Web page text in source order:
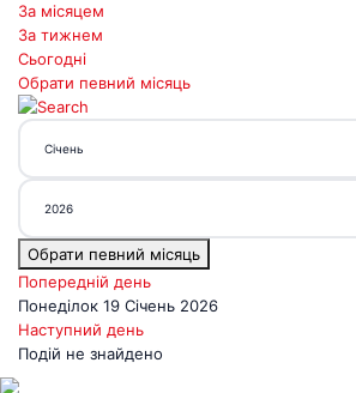
За місяцем
За тижнем
Сьогодні
Обрати певний місяць
Обрати певний місяць
Попередній день
Понеділок 19 Січень 2026
Наступний день
Подій не знайдено